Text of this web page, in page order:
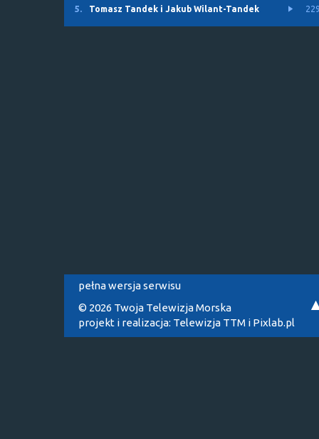
5.
Tomasz Tandek i Jakub Wilant-Tandek
pełna wersja serwisu
© 2026 Twoja Telewizja Morska
projekt i realizacja: Telewizja TTM i Pixlab.pl